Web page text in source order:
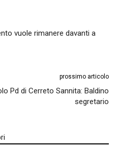
vuole rimanere davanti a
prossimo articolo
Pd di Cerreto Sannita: Baldino
segretario